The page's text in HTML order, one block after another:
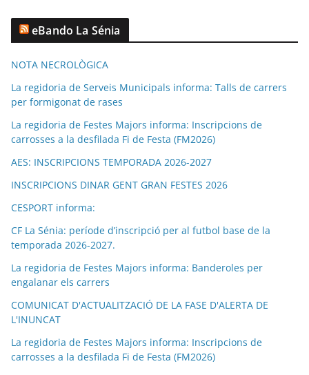
eBando La Sénia
NOTA NECROLÒGICA
La regidoria de Serveis Municipals informa: Talls de carrers
per formigonat de rases
La regidoria de Festes Majors informa: Inscripcions de
carrosses a la desfilada Fi de Festa (FM2026)
AES: INSCRIPCIONS TEMPORADA 2026-2027
INSCRIPCIONS DINAR GENT GRAN FESTES 2026
CESPORT informa:
CF La Sénia: període d’inscripció per al futbol base de la
temporada 2026-2027.
La regidoria de Festes Majors informa: Banderoles per
engalanar els carrers
COMUNICAT D'ACTUALITZACIÓ DE LA FASE D'ALERTA DE
L'INUNCAT
La regidoria de Festes Majors informa: Inscripcions de
carrosses a la desfilada Fi de Festa (FM2026)